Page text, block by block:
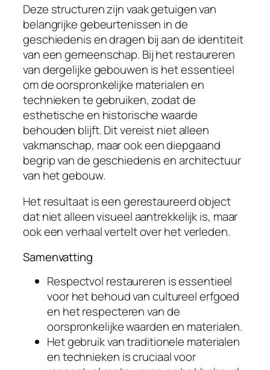
Deze structuren zijn vaak getuigen van
belangrijke gebeurtenissen in de
geschiedenis en dragen bij aan de identiteit
van een gemeenschap. Bij het restaureren
van dergelijke gebouwen is het essentieel
om de oorspronkelijke materialen en
technieken te gebruiken, zodat de
esthetische en historische waarde
behouden blijft. Dit vereist niet alleen
vakmanschap, maar ook een diepgaand
begrip van de geschiedenis en architectuur
van het gebouw.
Het resultaat is een gerestaureerd object
dat niet alleen visueel aantrekkelijk is, maar
ook een verhaal vertelt over het verleden.
Samenvatting
Respectvol restaureren is essentieel
voor het behoud van cultureel erfgoed
en het respecteren van de
oorspronkelijke waarden en materialen.
Het gebruik van traditionele materialen
en technieken is cruciaal voor